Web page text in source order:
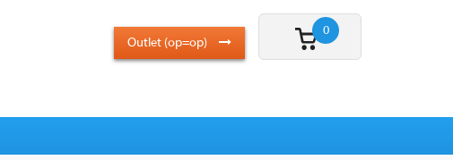
0
Outlet (op=op)